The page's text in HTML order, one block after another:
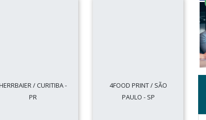
/ CURITIBA -
PR
4FOOD PRINT / SÃO
PAULO - SP